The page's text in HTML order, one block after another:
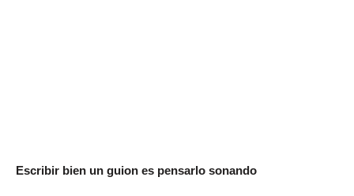
Escribir bien un guion es pensarlo sonando